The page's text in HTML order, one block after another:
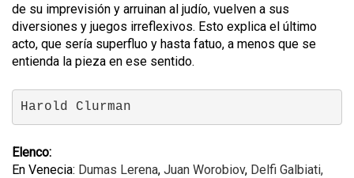
de su imprevisión y arruinan al judío, vuelven a sus
diversiones y juegos irreflexivos. Esto explica el último
acto, que sería superfluo y hasta fatuo, a menos que se
entienda la pieza en ese sentido.
Harold Clurman
Elenco:
En Venecia: Dumas Lerena, Juan Worobiov, Delfi Galbiati,